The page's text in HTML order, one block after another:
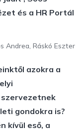
Andrea, Ráskó Eszter
azokra a
gondokra is?
kívül eső, a